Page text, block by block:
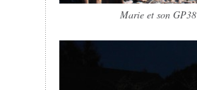
Marie et son GP38